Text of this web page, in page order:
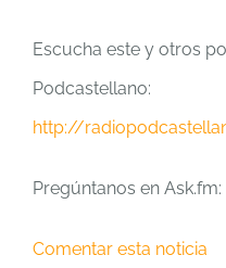
Escucha este y otros
Podcastellano:
http://
Pregúntanos en Ask.fm:
Comentar esta noticia